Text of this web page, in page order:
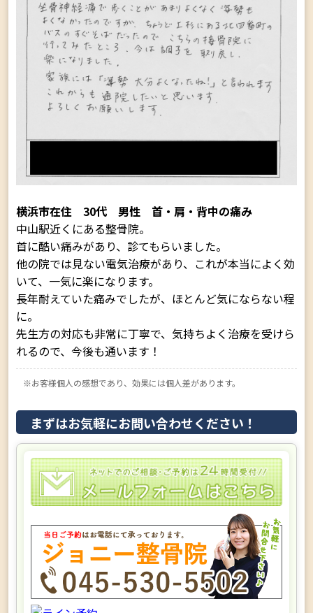
横浜市在住 30代 男性 首・肩・背中の痛み
中山駅近くにある整骨院。
首に酷い痛みがあり、診てもらいました。
他の院では見ない電気治療があり、これが本当によく効
いて、一気に楽になります。
長年耐えていた痛みでしたが、ほとんど気にならない程
に。
先生方の対応も非常に丁寧で、気持ちよく治療を受けら
れるので、今後も通います！
※お客様個人の感想であり、効果には個人差があります。
まずはお気軽にお問い合わせください！